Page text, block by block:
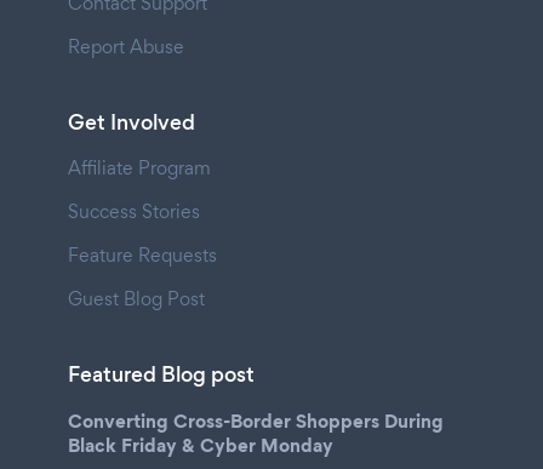
Report Abuse
Get Involved
Affiliate Program
Success Stories
Feature Requests
Guest Blog Post
Featured Blog post
Converting Cross-Border Shoppers During
Black Friday & Cyber Monday